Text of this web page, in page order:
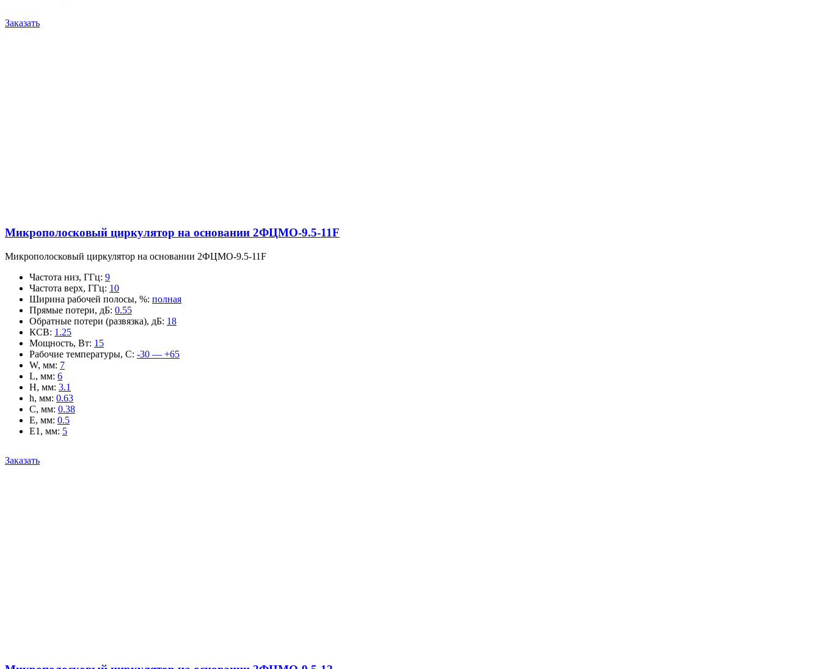
Заказать
Микрополосковый циркулятор на основании 2ФЦМО-9.5-11F
Микрополосковый циркулятор на основании 2ФЦМО-9.5-11F
Частота низ, ГГц: 9
Частота верх, ГГц: 10
Ширина рабочей полосы, %: полная
Прямые потери, дБ: 0.55
Обратные потери (развязка), дБ: 18
КСВ: 1.25
Мощность, Вт: 15
Рабочие температуры, С: -30 — +65
W, мм: 7
L, мм: 6
H, мм: 3.1
h, мм: 0.63
C, мм: 0.38
E, мм: 0.5
E1, мм: 5
Заказать